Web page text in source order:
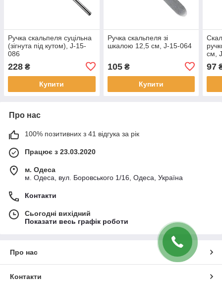
Ручка скальпеля суцільна
(зігнута під кутом), J-15-
086
228 ₴
Купити
Ручка скальпеля зі
шкалою 12,5 см, J-15-064
105₴
Купити
см,
97
Про нас
100% позитивних з 41 відгука за рік
Працює з 23.03.2020
м. Одеса
м. Одеса, вул. Боровського 1/16, Одеса, Україна
Контакти
Сьогодні вихідний
Показати весь графік роботи
Про нас
Контакти